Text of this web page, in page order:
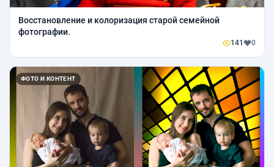
Восстановление и колоризация старой семейной
фотографии.
141 0
ФОТО И КОНТЕНТ